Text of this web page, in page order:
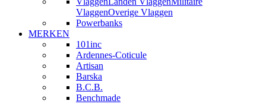
VlaggenOverige Vlaggen
Powerbanks
MERKEN
101inc
Ardennes-Coticule
Artisan
Barska
B.C.B.
Benchmade